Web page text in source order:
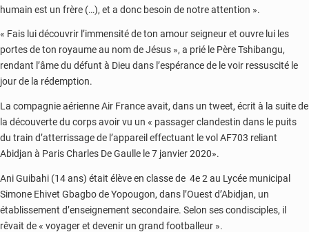
humain est un frère (…), et a donc besoin de notre attention ».
« Fais lui découvrir l’immensité de ton amour seigneur et ouvre lui les
portes de ton royaume au nom de Jésus », a prié le Père Tshibangu,
rendant l’âme du défunt à Dieu dans l’espérance de le voir ressuscité le
jour de la rédemption.
La compagnie aérienne Air France avait, dans un tweet, écrit à la suite de
la découverte du corps avoir vu un « passager clandestin dans le puits
du train d’atterrissage de l’appareil effectuant le vol AF703 reliant
Abidjan à Paris Charles De Gaulle le 7 janvier 2020».
Ani Guibahi (14 ans) était élève en classe de 4e 2 au Lycée municipal
Simone Ehivet Gbagbo de Yopougon, dans l’Ouest d’Abidjan, un
établissement d’enseignement secondaire. Selon ses condisciples, il
rêvait de « voyager et devenir un grand footballeur ».